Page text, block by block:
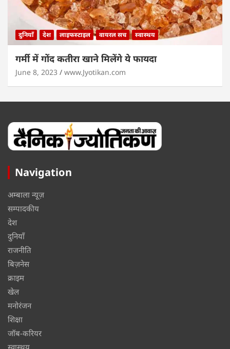
दुनियाँ देश लाइफस्टाइल वायरल सच स्वास्थय
गर्मी में गोंद कतीरा खाने मिलेंगे ये फायदा
June 8, 2023 www.Jyotikan.com
Navigation
अम्बाला न्यूज़
सम्पादकीय
देश
दुनियाँ
राजनीति
बिज़नेस
क्राइम
खेल
मनोरंजन
शिक्षा
जॉब-करियर
स्वास्थय